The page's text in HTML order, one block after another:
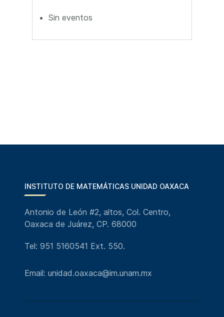
Sin eventos
INSTITUTO DE MATEMÁTICAS UNIDAD OAXACA
Antonio de León #2, altos, Col. Centro,
Oaxaca de Juárez, CP. 68000
Tel: 951 5160541 Ext. 550.
Email: unidad.oaxaca@im.unam.mx